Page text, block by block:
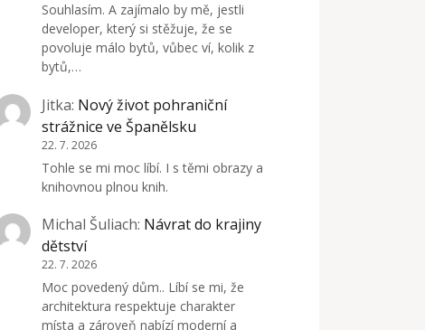
Souhlasím. A zajímalo by mě, jestli
developer, který si stěžuje, že se
povoluje málo bytů, vůbec ví, kolik z
bytů,…
Jitka: Nový život pohraniční
strážnice ve Španělsku
22. 7. 2026
Tohle se mi moc líbí. I s těmi obrazy a
knihovnou plnou knih.
Michal Šuliach: Návrat do krajiny
dětství
22. 7. 2026
Moc povedený dům.. Líbí se mi, že
architektura respektuje charakter
místa a zároveň nabízí moderní a